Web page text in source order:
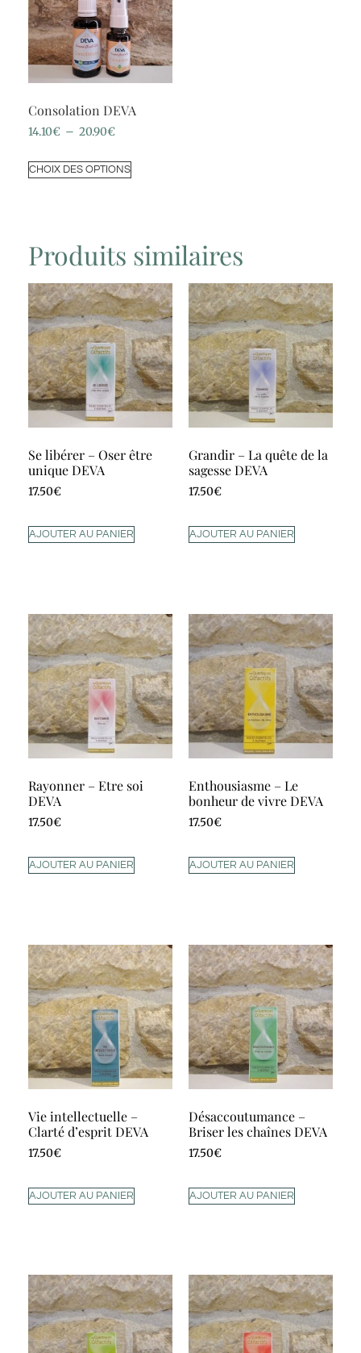
Consolation DEVA
14.10€ – 20.90€
CHOIX DES OPTIONS
Produits similaires
Se libérer – Oser être
unique DEVA
17.50€
AJOUTER AU PANIER
Grandir – La quête de la
sagesse DEVA
17.50€
AJOUTER AU PANIER
Rayonner – Etre soi
DEVA
17.50€
AJOUTER AU PANIER
Enthousiasme – Le
bonheur de vivre DEVA
17.50€
AJOUTER AU PANIER
Vie intellectuelle –
Clarté d’esprit DEVA
17.50€
AJOUTER AU PANIER
Désaccoutumance –
Briser les chaînes DEVA
17.50€
AJOUTER AU PANIER